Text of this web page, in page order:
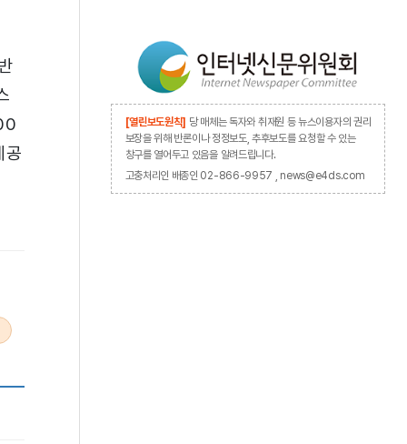
[열린보도원칙] 당 매체는 독자와 취재원 등 뉴스이용자의 권리
보장을 위해 반론이나 정정보도, 추후보도를 요청할 수 있는
창구를 열어두고 있음을 알려드립니다.
고충처리인 배종인 02-866-9957 , news@e4ds.com